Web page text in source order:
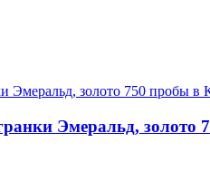
Эмеральд, золото